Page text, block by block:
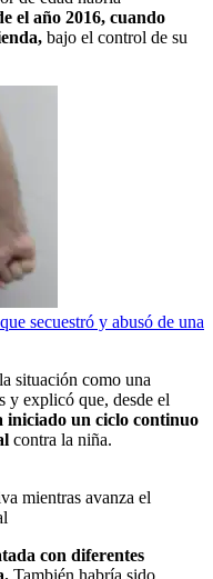
el año 2016, cuando
bajo el control de su
secuestró y abusó de una
situación como una
y explicó que, desde el
iniciado un ciclo continuo
contra la niña.
mientras avanza el
con diferentes
También habría sido